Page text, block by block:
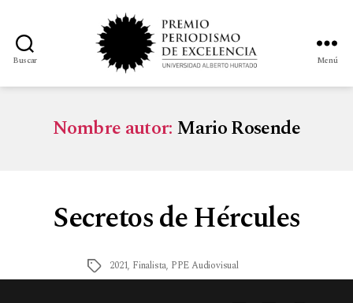
Buscar Menú
Nombre autor:Mario Rosende
Secretos de Hércules
2021, Finalista, PPE Audiovisual